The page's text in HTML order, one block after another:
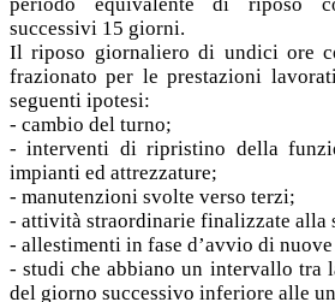
successivi 15 giorni.
Il riposo giornaliero di undici ore
frazionato per le prestazioni
seguenti ipotesi:
- cambio del turno;
- interventi di ripristino della
impianti ed attrezzature;
- manutenzioni svolte verso terzi;
- attività straordinarie finalizzate alla
- allestimenti in fase d’avvio di
- studi che abbiano un intervallo tra
del giorno successivo inferiore alle